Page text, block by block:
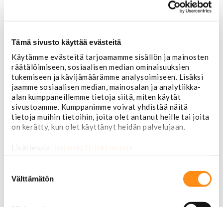
Tämä sivusto käyttää evästeitä
Käytämme evästeitä tarjoamamme sisällön ja mainosten
räätälöimiseen, sosiaalisen median ominaisuuksien
tukemiseen ja kävijämäärämme analysoimiseen. Lisäksi
jaamme sosiaalisen median, mainosalan ja analytiikka-
alan kumppaneillemme tietoja siitä, miten käytät
sivustoamme. Kumppanimme voivat yhdistää näitä
tietoja muihin tietoihin, joita olet antanut heille tai joita
on kerätty, kun olet käyttänyt heidän palvelujaan.
Lisätietoja: jarimaki.fi/tietosuoja
valinta
Välttämätön
Laturit
Laturin osat
Lämmitys ja ilmastointi
Etuvastukset
Kennot
Kompressorit ja osat
Käyttöpaneelit / kytkimet
Moottorit
Ilmastoinnin osat